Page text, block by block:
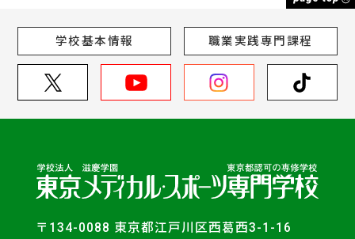
学校基本情報 職業実践専門課程
〒134-0088 東京都江戸川区西葛西3-1-16